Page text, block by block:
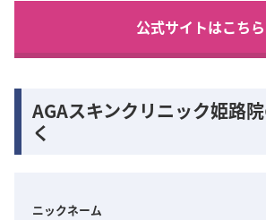
公式サイトはこちら
AGAスキンクリニック姫路
く
ニックネーム